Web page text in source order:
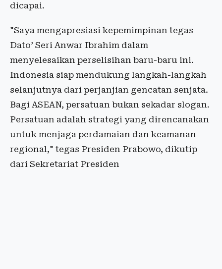
dicapai.
"Saya mengapresiasi kepemimpinan tegas
Dato’ Seri Anwar Ibrahim dalam
menyelesaikan perselisihan baru-baru ini.
Indonesia siap mendukung langkah-langkah
selanjutnya dari perjanjian gencatan senjata.
Bagi ASEAN, persatuan bukan sekadar slogan.
Persatuan adalah strategi yang direncanakan
untuk menjaga perdamaian dan keamanan
regional," tegas Presiden Prabowo, dikutip
dari Sekretariat Presiden